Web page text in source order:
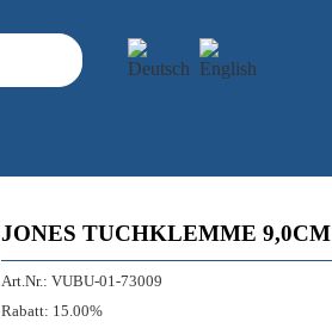
JONES TUCHKLEMME 9,0CM
Art.Nr.: VUBU-01-73009
Rabatt: 15.00%